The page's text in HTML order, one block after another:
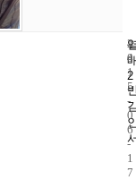
2
4
4
2
0
1
5
-
0
6
-
1
7